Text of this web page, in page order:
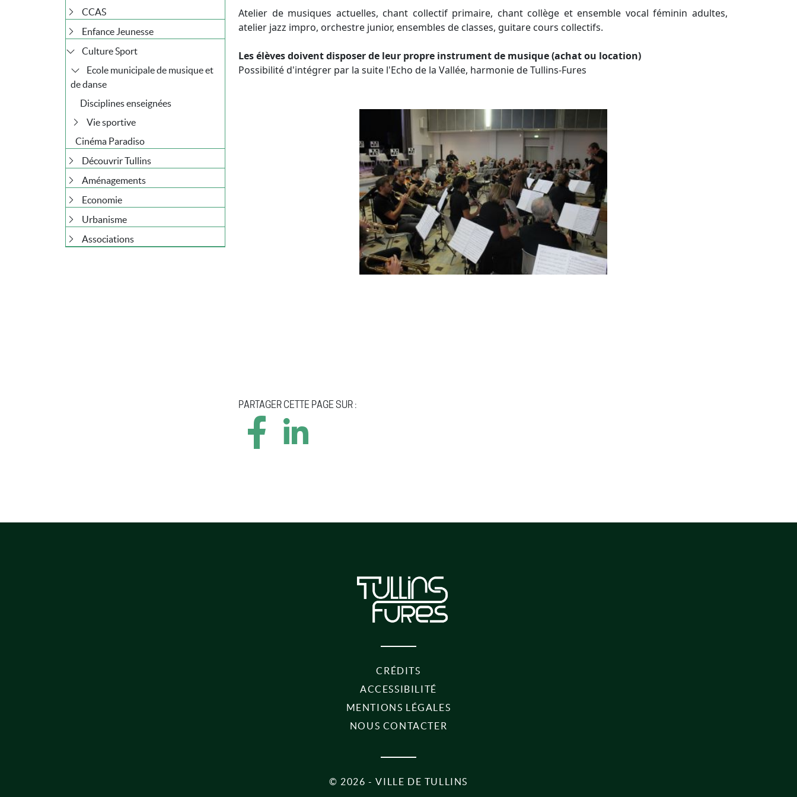
CCAS
Enfance Jeunesse
Culture Sport
Ecole municipale de musique et
de danse
Disciplines enseignées
Vie sportive
Cinéma Paradiso
Découvrir Tullins
Aménagements
Economie
Urbanisme
Associations
Atelier de musiques actuelles, chant collectif primaire, chant collège et ensemble vocal féminin adultes,
atelier jazz impro, orchestre junior, ensembles de classes, guitare cours collectifs.
Les élèves doivent disposer de leur propre instrument de musique (achat ou location)
Possibilité d'intégrer par la suite l'Echo de la Vallée, harmonie de Tullins-Fures
PARTAGER CETTE PAGE SUR :
CRÉDITS
ACCESSIBILITÉ
MENTIONS LÉGALES
NOUS CONTACTER
© 2026 - VILLE DE TULLINS